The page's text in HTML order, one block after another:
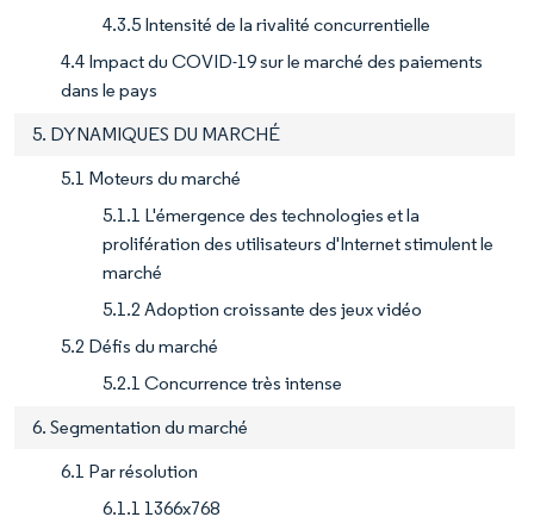
4.3.5 Intensité de la rivalité concurrentielle
4.4 Impact du COVID-19 sur le marché des paiements
dans le pays
5. DYNAMIQUES DU MARCHÉ
5.1 Moteurs du marché
5.1.1 L'émergence des technologies et la
prolifération des utilisateurs d'Internet stimulent le
marché
5.1.2 Adoption croissante des jeux vidéo
5.2 Défis du marché
5.2.1 Concurrence très intense
6. Segmentation du marché
6.1 Par résolution
6.1.1 1366x768